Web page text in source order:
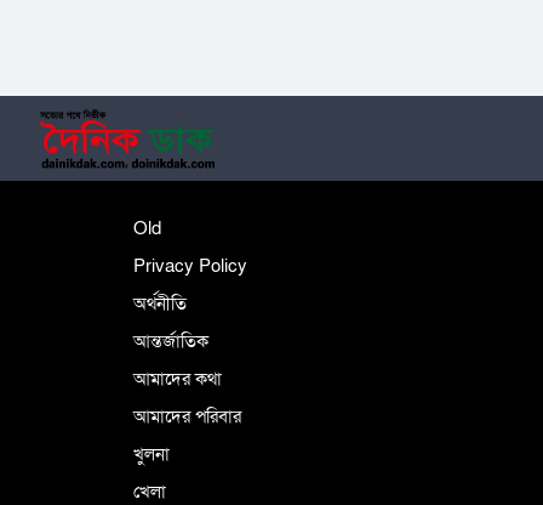
Old
Privacy Policy
অর্থনীতি
আন্তর্জাতিক
আমাদের কথা
আমাদের পরিবার
খুলনা
খেলা